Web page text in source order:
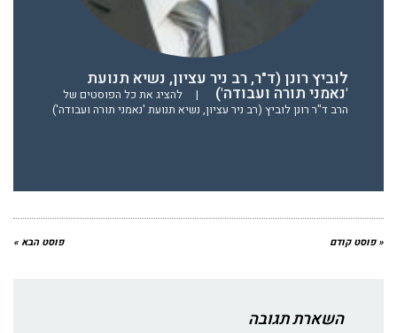
לוביץ רונן (ד"ר, רב ניר עציון, נשיא תנועת
'נאמני תורה ועבודה') |
להציג את כל הפוסטים של
הרב ד"ר רונן לוביץ (רב ניר עציון, נשיא תנועת 'נאמני תורה ועבודה')
« פוסט קודם פוסט הבא »
השארת תגובה